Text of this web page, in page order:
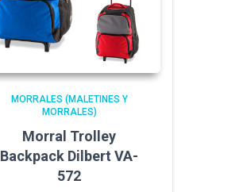
MORRALES (MALETINES Y
MORRALES)
Morral Trolley
Backpack Dilbert VA-
572